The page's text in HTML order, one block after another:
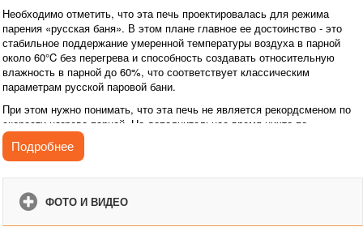
Необходимо отметить, что эта печь проектировалась для режима
парения «русская баня». В этом плане главное ее достоинство - это
стабильное поддержание умеренной температуры воздуха в парной
около 60°C без перегрева и способность создавать относительную
влажность в парной до 60%, что соответствует классическим
параметрам русской паровой бани.
При этом нужно понимать, что эта печь не является рекордсменом по
скорости нагрева парной. Но дополнительное время ничто по
сравнению с тем, как эта печь стабильно держит искомые 60-65°C и
60% влажности.
В газовой печи «Таймыр Мини 2017 Carbon» применена запатентованная
система двойной подготовки пара, как во всей линейке дровяных печей
«Гейзер», которые уже несколько лет являются лидером продаж
Подробнее
ФОТО И ВИДЕО